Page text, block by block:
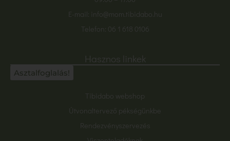
E-mail: info@mom.tibidabo.hu
Telefon: 06 1 618 0106
Hasznos linkek
Asztalfoglalás!
Tibidabo webshop
Útvonaltervező pékségünkbe
Rendezvényszervezés